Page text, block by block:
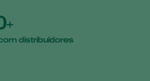
+
distribuidores